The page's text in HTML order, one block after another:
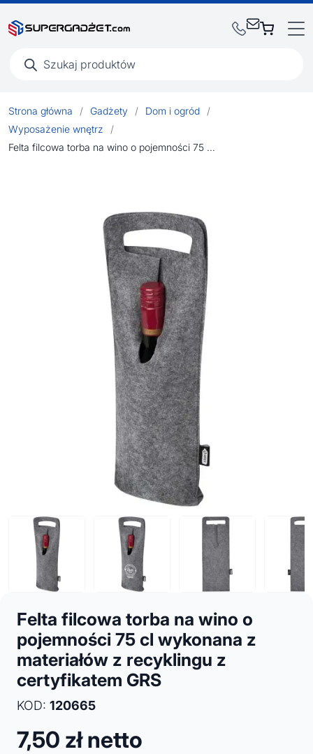
produktów
Strona główna / Gadżety / Dom i ogród
/
Wyposażenie wnętrz
/
Felta filcowa torba na wino o pojemności 75 cl wykonana z materiałów z recyklingu z certyfikatem GRS
Felta filcowa torba na wino o
pojemności 75 cl wykonana z
materiałów z recyklingu z
certyfikatem GRS
KOD: 120665
7,50 zł netto